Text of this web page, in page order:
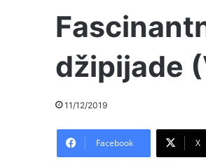
džipijade
11/12/2019
Facebook X